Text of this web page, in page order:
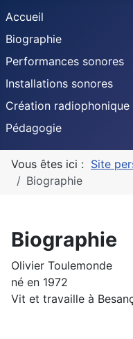
Accueil
Biographie
Performances sonores
Installations sonores
Création radiophonique
Pédagogie
Vous êtes ici : Site
Biographie
Biographie
Olivier Toulemonde
né en 1972
Vit et travaille à